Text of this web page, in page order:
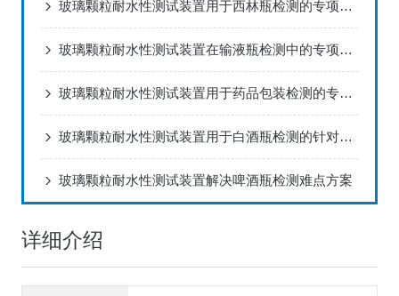
玻璃颗粒耐水性测试装置用于西林瓶检测的专项解决方案
玻璃颗粒耐水性测试装置在输液瓶检测中的专项应用方案
玻璃颗粒耐水性测试装置用于药品包装检测的专项解决方案
玻璃颗粒耐水性测试装置用于白酒瓶检测的针对性解决方案
玻璃颗粒耐水性测试装置解决啤酒瓶检测难点方案
详细介绍